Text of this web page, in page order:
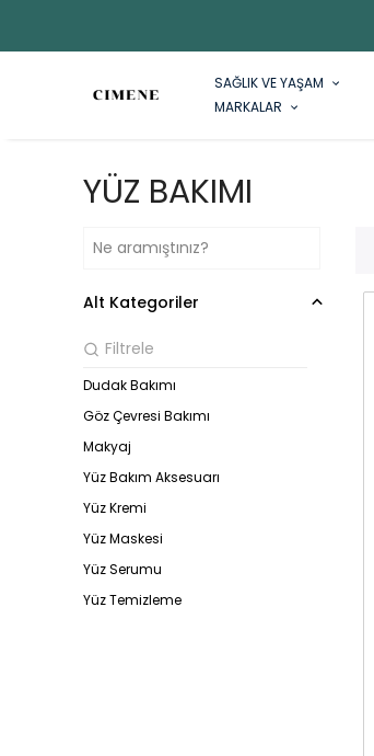
SAĞLIK VE YAŞAM
MARKALAR
YÜZ BAKIMI
Alt Kategoriler
Dudak Bakımı
Göz Çevresi Bakımı
Makyaj
Yüz Bakım Aksesuarı
Yüz Kremi
Yüz Maskesi
Yüz Serumu
Yüz Temizleme